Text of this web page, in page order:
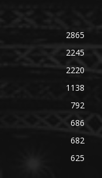
2865
2245
2220
1138
792
686
682
625